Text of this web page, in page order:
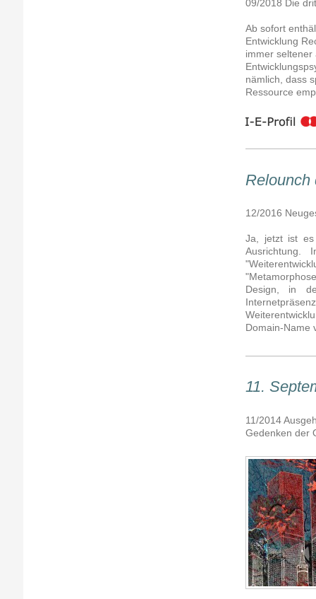
09/2018 Die
Ab sofort
Entwicklung
immer seltener
nämlich, dass
Ressource
Relounch
12/2016
Ja, jetzt ist es
Ausrichtung.
Design, in
Domain-Name
11.
11/2014
Gedenken der